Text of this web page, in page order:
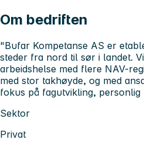
Om bedriften
"Bufar Kompetanse AS er
steder fra nord til sør i landet.
arbeidshelse med flere NAV-
med stor takhøyde, og med
fokus på fagutvikling, personlig
Sektor
Privat